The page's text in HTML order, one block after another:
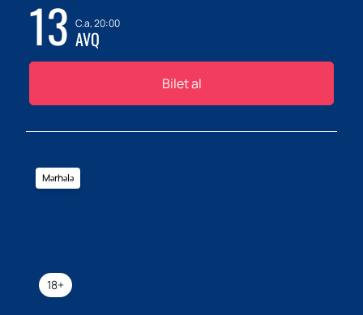
13 C.a, 20:00
AVQ
Bilet al
18+
Mərhələ